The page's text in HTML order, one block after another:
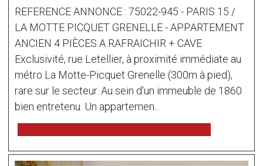
REFERENCE ANNONCE : 75022-945 - PARIS 15 /
LA MOTTE PICQUET GRENELLE - APPARTEMENT
ANCIEN 4 PIÈCES A RAFRAICHIR + CAVE
Exclusivité, rue Letellier, à proximité immédiate au
métro La Motte-Picquet Grenelle (300m à pied),
rare sur le secteur. Au sein d'un immeuble de 1860
bien entretenu. Un appartemen...